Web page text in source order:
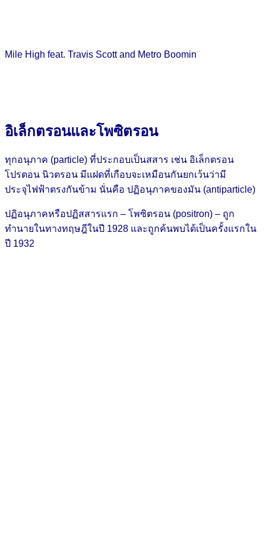
Mile High feat. Travis Scott and Metro Boomin
อิเล็กตรอนและโพซิตรอน
ทุกอนุภาค (particle) ที่ประกอบเป็นสสาร เช่น อิเล็กตรอน
โปรตอน นิวตรอน มีแฝดที่เกือบจะเหมือนกันยกเว้นว่ามี
ประจุไฟฟ้าตรงกันข้าม นั่นคือ ปฏิอนุภาคของมัน (antiparticle)
ปฏิอนุภาคหรือปฏิสสารแรก – โพซิตรอน (positron) – ถูก
ทำนายในทางทฤษฎีในปี 1928 และถูกค้นพบได้เป็นครั้งแรกใน
ปี 1932